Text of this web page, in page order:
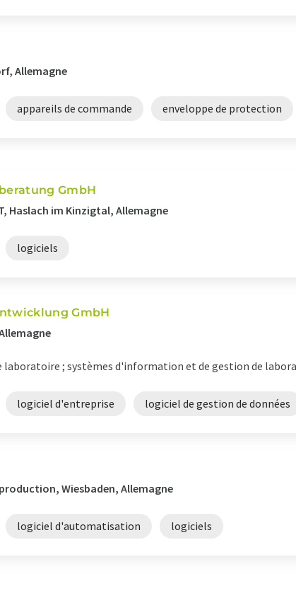
Allemagne
appareils de commande enveloppe de protection
GmbH
Haslach im Kinzigtal, Allemagne
logiciels
GmbH
laboratoire ; systèmes d'information et de gestion de
logiciel d'entreprise logiciel de gestion de données
Wiesbaden, Allemagne
logiciel d'automatisation logiciels